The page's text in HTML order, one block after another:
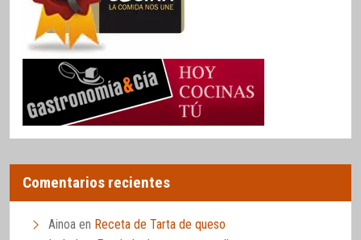
Comentarios recientes
Ainoa en Receta de Tarta de queso